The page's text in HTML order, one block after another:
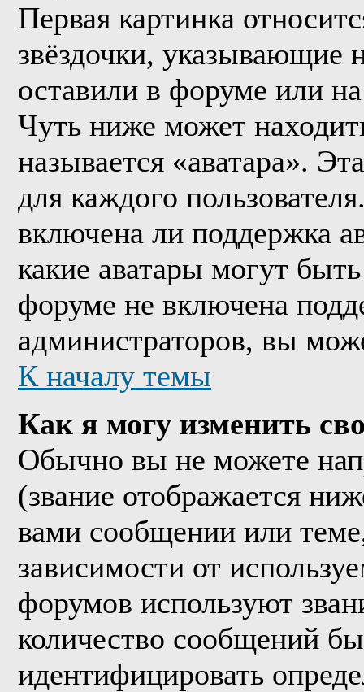
Первая картинка
звёздочки, указывающие
оставили в форуме или
Чуть ниже может
называется «аватара».
для каждого
включена ли поддержка
какие аватары могут
форуме не включена
администраторов, вы
К началу темы
Как я могу изменить
Обычно вы не можете
(звание отображается
вами сообщении или
зависимости от
форумов используют
количество сообщений
идентифицировать